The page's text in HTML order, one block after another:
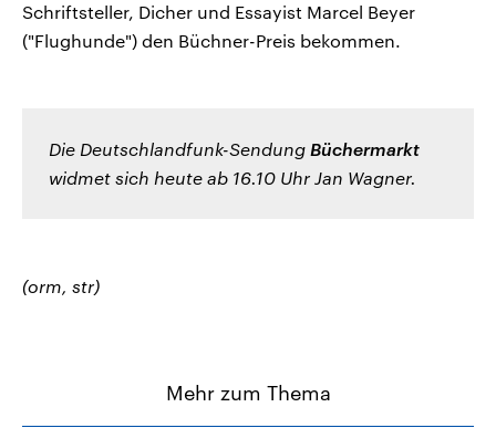
Schriftsteller, Dicher und Essayist Marcel Beyer
("Flughunde") den Büchner-Preis bekommen.
Die Deutschlandfunk-Sendung Büchermarkt
widmet sich heute ab 16.10 Uhr Jan Wagner.
(orm, str)
Mehr zum Thema